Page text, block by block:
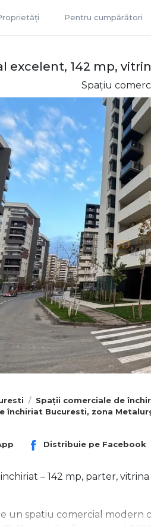
Pentru cumpărători
excelent, 142 mp,
Spațiu
Spații comerciale de
închiriat Bucuresti, zona
Distribuie pe Facebook
– 142 mp, parter,
un spatiu comercial modern
etaje, finalizat in anul 2025.